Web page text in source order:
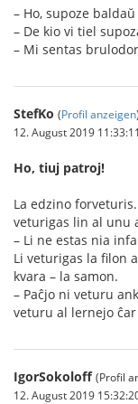
– Ho, supoze
– De kio vi tiel
– Mi sentas
StefKo (Profil anzeigen)
12. August 2019 11:33:11
Ho, tiuj patroj!
La edzino
veturigas lin al unu
– Li ne estas nia
Li veturigas la filon
kvara – la samon.
– Paĉjo ni veturu
veturu al lernejo
IgorSokoloff (Profil
12. August 2019